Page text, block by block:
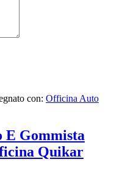
con: Officina Auto
E Gommista
Quikar